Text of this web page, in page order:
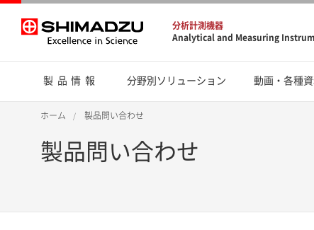
分析計測機器
Analytical and Measuring
製品情報 分野別ソリューション 動画・各種
ホーム 製品問い合わせ
製品問い合わせ